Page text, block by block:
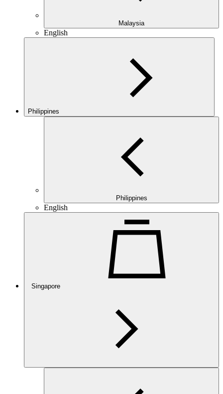
Malaysia
English
Philippines
Philippines
English
Singapore